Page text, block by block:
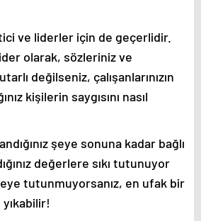
ve liderler için de geçerlidir.
olarak, sözleriniz ve
değilseniz, çalışanlarınızın
kişilerin saygısını nasıl
şeye sonuna kadar bağlı
değerlere sıkı tutunuyor
tutunmuyorsanız, en ufak bir